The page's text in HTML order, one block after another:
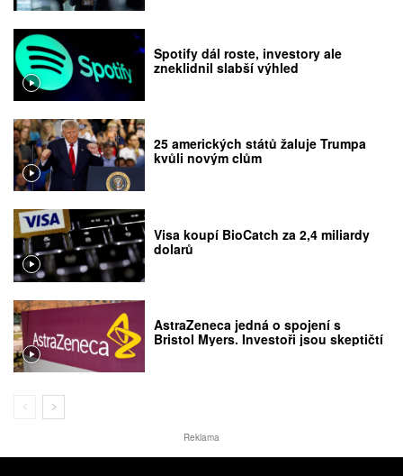
Spotify dál roste, investory ale
zneklidnil slabší výhled
25 amerických států žaluje Trumpa
kvůli novým clům
Visa koupí BioCatch za 2,4 miliardy
dolarů
AstraZeneca jedná o spojení s
Bristol Myers. Investoři jsou skeptičtí
Reklama